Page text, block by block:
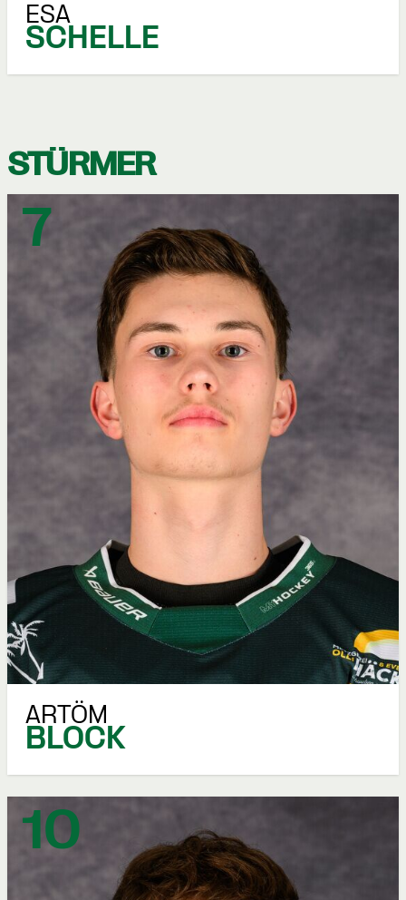
ESA
SCHELLE
STÜRMER
7
ARTÖM
BLOCK
10